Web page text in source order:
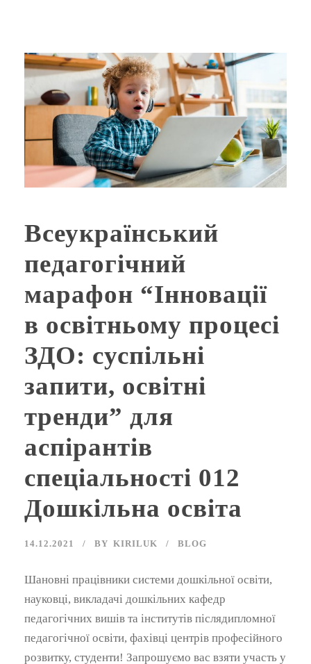
Всеукраїнський
педагогічний
марафон “Інновації
в освітньому процесі
ЗДО: суспільні
запити, освітні
тренди” для
аспірантів
спеціальності 012
Дошкільна освіта
14.12.2021 BY KIRILUK BLOG
Шановні працівники системи дошкільної освіти,
науковці, викладачі дошкільних кафедр
педагогічних вишів та інститутів післядипломної
педагогічної освіти, фахівці центрів професійного
розвитку, студенти! Запрошуємо вас взяти участь у